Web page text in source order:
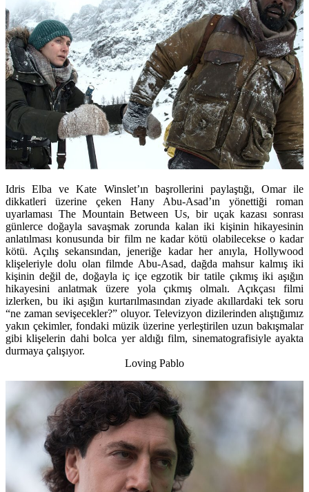
Idris Elba ve Kate Winslet’ın başrollerini paylaştığı, Omar ile
dikkatleri üzerine çeken Hany Abu-Asad’ın yönettiği roman
uyarlaması The Mountain Between Us, bir uçak kazası sonrası
günlerce doğayla savaşmak zorunda kalan iki kişinin hikayesinin
anlatılması konusunda bir film ne kadar kötü olabilecekse o kadar
kötü. Açılış sekansından, jeneriğe kadar her anıyla, Hollywood
klişeleriyle dolu olan filmde Abu-Asad, dağda mahsur kalmış iki
kişinin değil de, doğayla iç içe egzotik bir tatile çıkmış iki aşığın
hikayesini anlatmak üzere yola çıkmış olmalı. Açıkçası filmi
izlerken, bu iki aşığın kurtarılmasından ziyade akıllardaki tek soru
“ne zaman sevişecekler?” oluyor. Televizyon dizilerinden alıştığımız
yakın çekimler, fondaki müzik üzerine yerleştirilen uzun bakışmalar
gibi klişelerin dahi bolca yer aldığı film, sinematografisiyle ayakta
durmaya çalışıyor.
Loving Pablo